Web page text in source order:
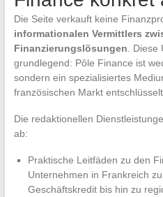
Die Seite verkauft keine
informationalen Vermittlers
Finanzierungslösungen .
grundlegend: Pôle Finance ist
sondern ein spezialisiertes
französischen Markt entschlüsselt.
Die redaktionellen
ab:
Praktische Leitfäden zu den
Unternehmen in Frankreich
Geschäftskredit bis hin zu